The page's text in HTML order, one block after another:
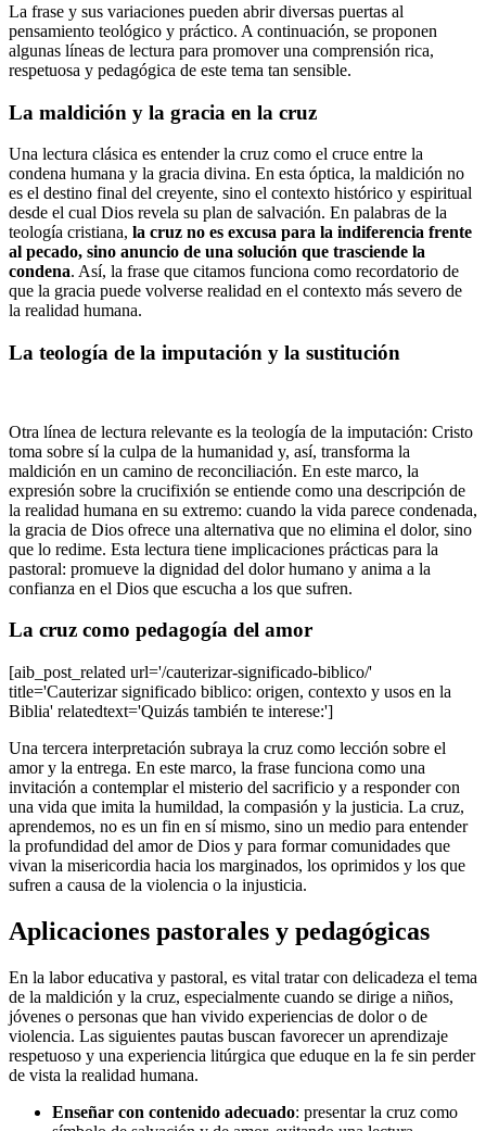
La frase y sus variaciones pueden abrir diversas puertas al
pensamiento teológico y práctico. A continuación, se proponen
algunas líneas de lectura para promover una comprensión rica,
respetuosa y pedagógica de este tema tan sensible.
La maldición y la gracia en la cruz
Una lectura clásica es entender la cruz como el cruce entre la
condena humana y la gracia divina. En esta óptica, la maldición no
es el destino final del creyente, sino el contexto histórico y espiritual
desde el cual Dios revela su plan de salvación. En palabras de la
teología cristiana, la cruz no es excusa para la indiferencia frente
al pecado, sino anuncio de una solución que trasciende la
condena. Así, la frase que citamos funciona como recordatorio de
que la gracia puede volverse realidad en el contexto más severo de
la realidad humana.
La teología de la imputación y la sustitución
Otra línea de lectura relevante es la teología de la imputación: Cristo
toma sobre sí la culpa de la humanidad y, así, transforma la
maldición en un camino de reconciliación. En este marco, la
expresión sobre la crucifixión se entiende como una descripción de
la realidad humana en su extremo: cuando la vida parece condenada,
la gracia de Dios ofrece una alternativa que no elimina el dolor, sino
que lo redime. Esta lectura tiene implicaciones prácticas para la
pastoral: promueve la dignidad del dolor humano y anima a la
confianza en el Dios que escucha a los que sufren.
La cruz como pedagogía del amor
[aib_post_related url='/cauterizar-significado-biblico/'
title='Cauterizar significado biblico: origen, contexto y usos en la
Biblia' relatedtext='Quizás también te interese:']
Una tercera interpretación subraya la cruz como lección sobre el
amor y la entrega. En este marco, la frase funciona como una
invitación a contemplar el misterio del sacrificio y a responder con
una vida que imita la humildad, la compasión y la justicia. La cruz,
aprendemos, no es un fin en sí mismo, sino un medio para entender
la profundidad del amor de Dios y para formar comunidades que
vivan la misericordia hacia los marginados, los oprimidos y los que
sufren a causa de la violencia o la injusticia.
Aplicaciones pastorales y pedagógicas
En la labor educativa y pastoral, es vital tratar con delicadeza el tema
de la maldición y la cruz, especialmente cuando se dirige a niños,
jóvenes o personas que han vivido experiencias de dolor o de
violencia. Las siguientes pautas buscan favorecer un aprendizaje
respetuoso y una experiencia litúrgica que eduque en la fe sin perder
de vista la realidad humana.
Enseñar con contenido adecuado: presentar la cruz como